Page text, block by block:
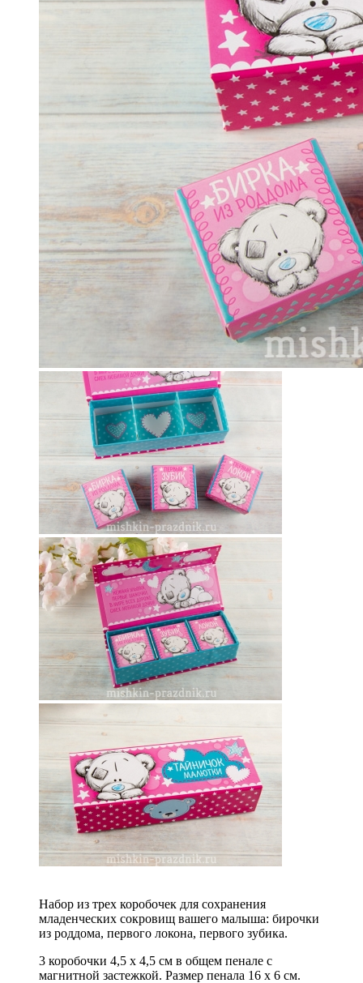
Набор из трех коробочек для сохранения
младенческих сокровищ вашего малыша: бирочки
из роддома, первого локона, первого зубика.
3 коробочки 4,5 х 4,5 см в общем пенале с
магнитной застежкой. Размер пенала 16 х 6 см.